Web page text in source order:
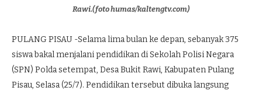
Rawi.(foto humas/kaltengtv.com)
PULANG PISAU -Selama lima bulan ke depan, sebanyak 375
siswa bakal menjalani pendidikan di Sekolah Polisi Negara
(SPN) Polda setempat, Desa Bukit Rawi, Kabupaten Pulang
Pisau, Selasa (25/7). Pendidikan tersebut dibuka langsung